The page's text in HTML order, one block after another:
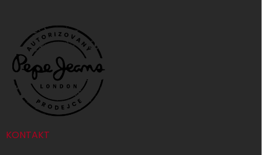
KONTAKT